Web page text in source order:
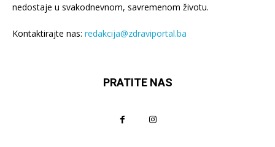
nedostaje u svakodnevnom, savremenom životu.
Kontaktirajte nas: redakcija@zdraviportal.ba
PRATITE NAS